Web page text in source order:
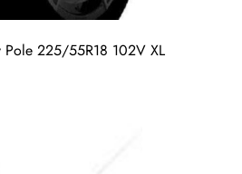
225/55R18 102V XL